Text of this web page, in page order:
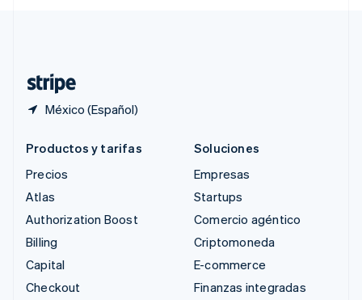
México (Español)
Productos y tarifas
Precios
Atlas
Authorization Boost
Billing
Capital
Checkout
Soluciones
Empresas
Startups
Comercio agéntico
Criptomoneda
E-commerce
Finanzas integradas